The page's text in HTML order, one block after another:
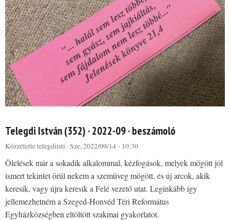
Telegdi István (352) · 2022-09 · beszámoló
Közzétettetelegdiisti · Sze, 2022/09/14 - 10:30
Ölelések már a sokadik alkalommal, kézfogások, melyek mögött jól
ismert tekintet örül nekem a szemüveg mögött, és új arcok, akik
keresik, vagy újra keresik a Felé vezető utat. Leginkább így
jellemezhetném a Szeged-Honvéd Téri Református
Egyházközségben eltöltött szakmai gyakorlatot.